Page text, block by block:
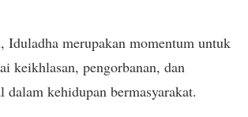
Iduladha merupakan momentum untuk
keikhlasan, pengorbanan, dan
dalam kehidupan bermasyarakat.